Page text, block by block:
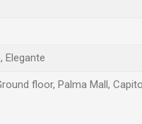
Elegante
floor, Palma Mall,